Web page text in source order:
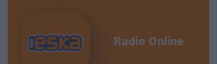
Radio Online